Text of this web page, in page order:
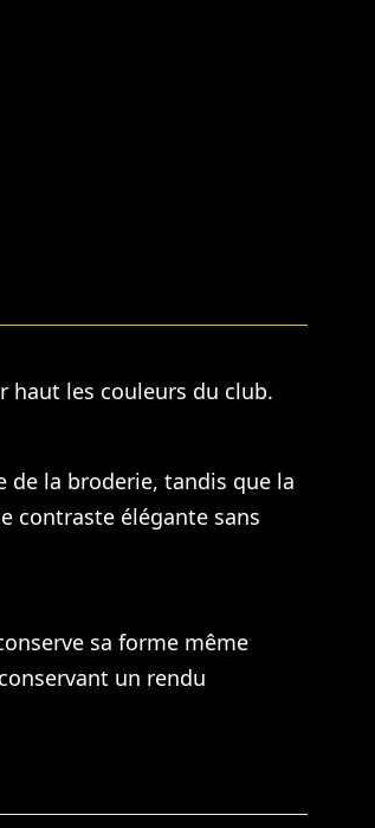
haut les couleurs du club.
de la broderie, tandis que la
contraste élégante sans
sa forme même
un rendu